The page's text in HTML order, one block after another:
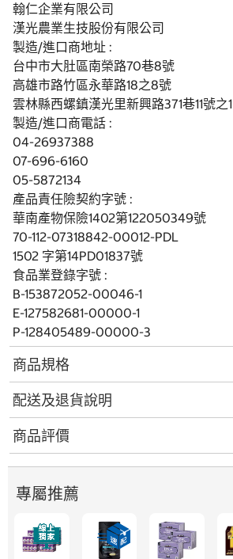
翰仁企業有限公司
漢光農業生技股份有限公司
製造/進口商地址 :
台中市大肚區南榮路70巷8號
高雄市路竹區永華路18之8號
雲林縣西螺鎮漢光里新興路371巷11號之1
製造/進口商電話 :
04-26937388
07-696-6160
05-5872134
產品責任險契約字號 :
華南產物保險1402第122050349號
70-112-07318842-00012-PDL
1502 字第14PD01837號
食品業登錄字號 :
B-153872052-00046-1
E-127582681-00000-1
P-128405489-00000-3
商品規格
配送及退貨說明
商品評價
專屬推薦